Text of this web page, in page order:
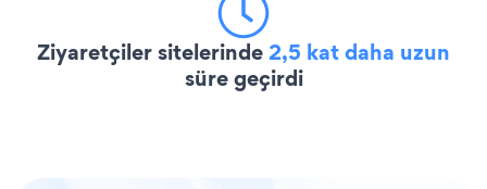
Ziyaretçiler sitelerinde2,5 kat daha uzun
süre geçirdi